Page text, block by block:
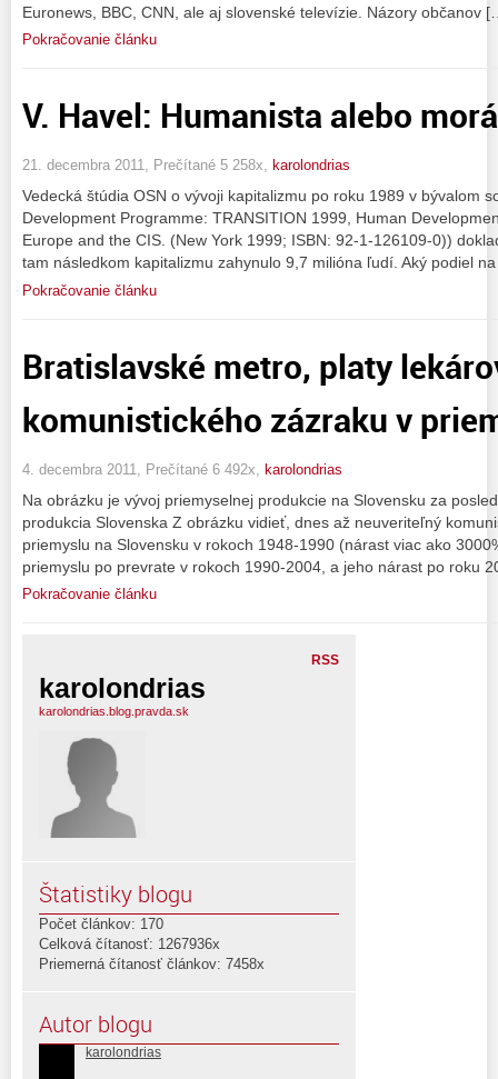
Euronews, BBC, CNN, ale aj slovenské televízie. Názory občanov
Pokračovanie článku
V. Havel: Humanista alebo
21. decembra 2011, Prečítané 5 258x, karolondrias
Vedecká štúdia OSN o vývoji kapitalizmu po roku 1989 v bývalom
Development Programme: TRANSITION 1999, Human
Europe and the CIS. (New York 1999; ISBN: 92-1-126109-0))
tam následkom kapitalizmu zahynulo 9,7 milióna ľudí. Aký podiel
Pokračovanie článku
Bratislavské metro, platy
komunistického zázraku v
4. decembra 2011, Prečítané 6 492x, karolondrias
Na obrázku je vývoj priemyselnej produkcie na Slovensku za
produkcia Slovenska Z obrázku vidieť, dnes až neuveriteľný
priemyslu na Slovensku v rokoch 1948-1990 (nárast viac ako
priemyslu po prevrate v rokoch 1990-2004, a jeho nárast po roku
Pokračovanie článku
RSS
karolondrias
karolondrias.blog.pravda.sk
Štatistiky blogu
Počet článkov: 170
Celková čítanosť: 1267936x
Priemerná čítanosť článkov: 7458x
Autor blogu
karolondrias